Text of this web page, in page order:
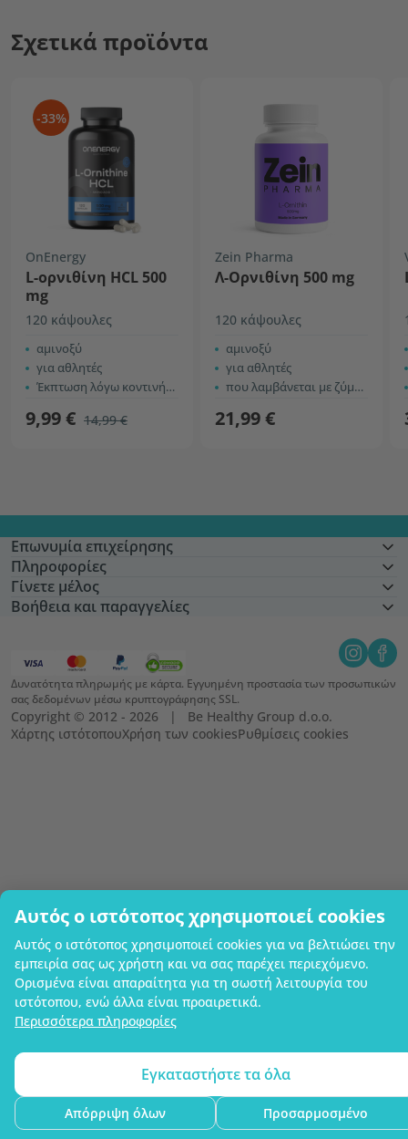
Αυτός ο ιστότοπος χρησιμοποιεί cookies
Αυτός ο ιστότοπος χρησιμοποιεί cookies για να βελτιώσει την
εμπειρία σας ως χρήστη και να σας παρέχει περιεχόμενο.
Ορισμένα είναι απαραίτητα για τη σωστή λειτουργία του
ιστότοπου, ενώ άλλα είναι προαιρετικά.
Περισσότερα πληροφορίες
Εγκαταστήστε τα όλα
Απόρριψη όλων Προσαρμοσμένο
Σχετικά προϊόντα
-33%
OnEnergy
L-ορνιθίνη HCL 500
mg
120 κάψουλες
αμινοξύ
για αθλητές
Έκπτωση λόγω κοντινής ημερομηνίας λήξης
9,99 € 14,99 €
Zein Pharma
Λ-Ορνιθίνη 500 mg
120 κάψουλες
αμινοξύ
για αθλητές
που λαμβάνεται με ζύμωση
21,99 €
Επωνυμία επιχείρησης
Πληροφορίες
Γίνετε μέλος
Βοήθεια και παραγγελίες
Δυνατότητα πληρωμής με κάρτα. Εγγυημένη προστασία των προσωπικών
σας δεδομένων μέσω κρυπτογράφησης SSL.
Copyright © 2012 - 2026   |   Be Healthy Group d.o.o.
Χάρτης ιστότοπουΧρήση των cookiesΡυθμίσεις cookies